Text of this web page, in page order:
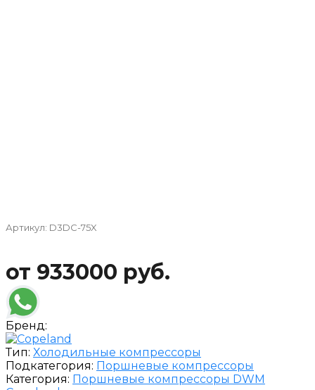
Артикул: D3DC-75X
от 933000 руб.
Бренд:
Тип: Холодильные компрессоры
Подкатегория: Поршневые компрессоры
Категория: Поршневые компрессоры DWM